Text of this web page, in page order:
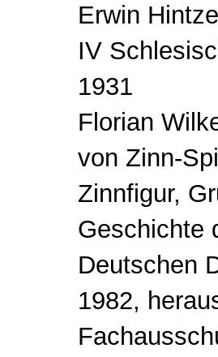
Erwin
IV
1931
Florian
von Zinn-
Zinnfigur,
Geschichte
Deutschen
1982,